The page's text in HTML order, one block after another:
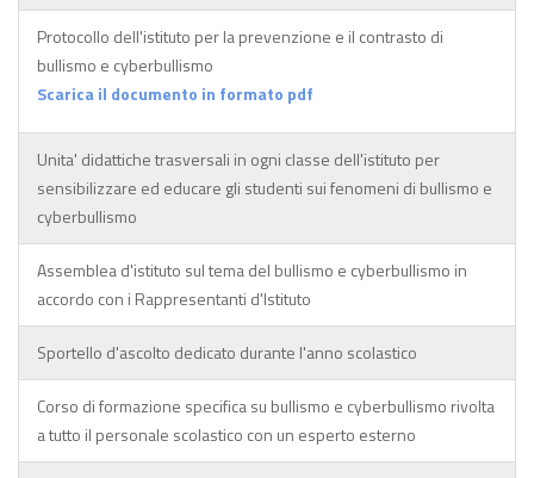
Protocollo dell'istituto per la prevenzione e il contrasto di
bullismo e cyberbullismo
Scarica il documento in formato pdf
Unita' didattiche trasversali in ogni classe dell'istituto per
sensibilizzare ed educare gli studenti sui fenomeni di bullismo e
cyberbullismo
Assemblea d'istituto sul tema del bullismo e cyberbullismo in
accordo con i Rappresentanti d'Istituto
Sportello d'ascolto dedicato durante l'anno scolastico
Corso di formazione specifica su bullismo e cyberbullismo rivolta
a tutto il personale scolastico con un esperto esterno